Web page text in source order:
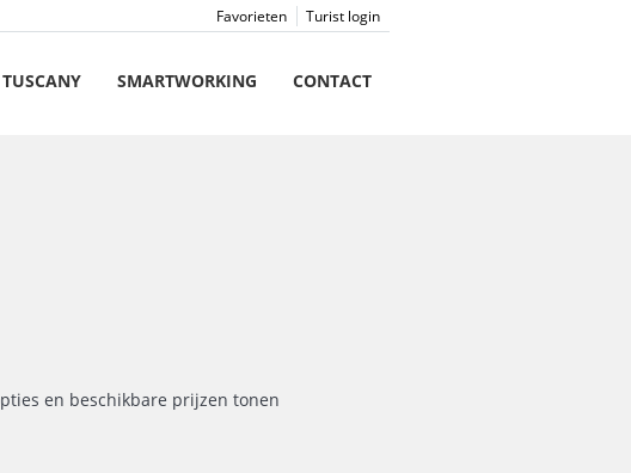
Turist login
Favorieten
SMARTWORKING CONTACT
en beschikbare prijzen tonen